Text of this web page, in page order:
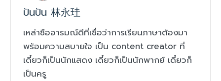
ปันปัน 林永珪
เหล่าซืออารมณ์ดีที่เชื่อว่าการเรียนภาษาต้องมา
พร้อมความสบายใจ เป็น content creator ที่
เดี๋ยวก็เป็นนักแสดง เดี๋ยวก็เป็นนักพากย์ เดี๋ยวก็
เป็นครู